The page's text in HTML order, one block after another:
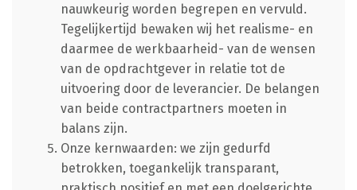
nauwkeurig worden begrepen en vervuld.
Tegelijkertijd bewaken wij het realisme- en
daarmee de werkbaarheid- van de wensen
van de opdrachtgever in relatie tot de
uitvoering door de leverancier. De belangen
van beide contractpartners moeten in
balans zijn.
Onze kernwaarden: we zijn gedurfd
betrokken, toegankelijk transparant,